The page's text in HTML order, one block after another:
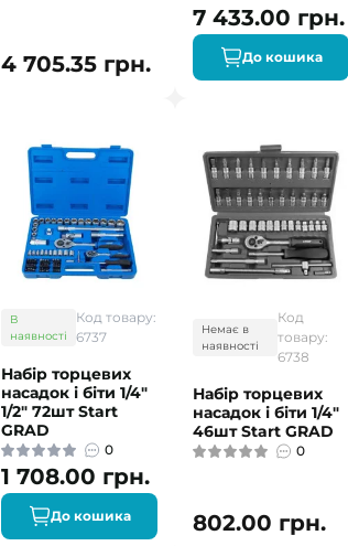
4 705.35 грн.
7 433.00 грн.
До кошика
В
наявності
Код товару:
6737
Набір торцевих
насадок і біти 1/4"
1/2" 72шт Start
GRAD
0
1 708.00 грн.
До кошика
Немає в
наявності
Код
товару:
6738
Набір торцевих
насадок і біти 1/4"
46шт Start GRAD
0
802.00 грн.